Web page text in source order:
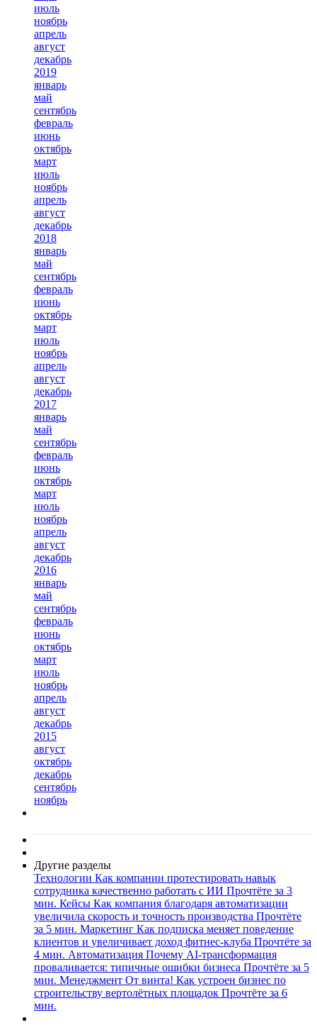
июль
ноябрь
апрель
август
декабрь
2019
январь
май
сентябрь
февраль
июнь
октябрь
март
июль
ноябрь
апрель
август
декабрь
2018
январь
май
сентябрь
февраль
июнь
октябрь
март
июль
ноябрь
апрель
август
декабрь
2017
январь
май
сентябрь
февраль
июнь
октябрь
март
июль
ноябрь
апрель
август
декабрь
2016
январь
май
сентябрь
февраль
июнь
октябрь
март
июль
ноябрь
апрель
август
декабрь
2015
август
октябрь
декабрь
сентябрь
ноябрь
Другие разделы
Технологии Как компании протестировать навык
сотрудника качественно работать с ИИ Прочтёте за 3
мин. Кейсы Как компания благодаря автоматизации
увеличила скорость и точность производства Прочтёте
за 5 мин. Маркетинг Как подписка меняет поведение
клиентов и увеличивает доход фитнес-клуба Прочтёте за
4 мин. Автоматизация Почему AI-трансформация
проваливается: типичные ошибки бизнеса Прочтёте за 5
мин. Менеджмент От винта! Как устроен бизнес по
строительству вертолётных площадок Прочтёте за 6
мин.